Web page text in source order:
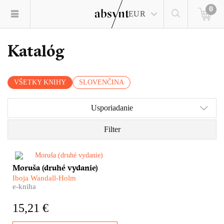
EUR
0
Katalóg
VŠETKY KNIHY SLOVENČINA
Usporiadanie
Filter
​Moruša Iboje Wandall-Holm je
dôležitým kamienkom do
mozaiky dejín vojnového
len o tom, nie je len
Moruša (druhé vydanie)
Iboja Wandall-Holm
e-kniha
15,21 €